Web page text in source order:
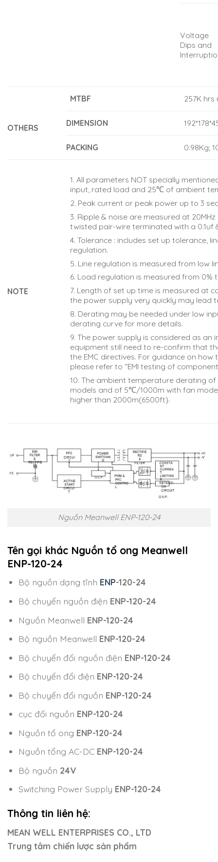
Voltage
Dips and
OTHERS
MTBF 257K hrs
DIMENSION
PACKING 0.98Kg;
NOTE
1. All parameters NOT specially
input, rated load and 25℃ of ambient
2. Peak current or peak power up to 3
3. Ripple & noise are measured at
twisted pair-wire terminated with a 0.1uf
4. Tolerance : includes set up tolerance,
regulation.
5. Line regulation is measured from low
6. Load regulation is measured from 0%
7. Length of set up time is measured at
the power supply very quickly may lead
8. Derating may be needed under low
derating curve for more details.
9. The power supply is considered as an
equipment still need to re-confirm that
the EMC directives. For guidance on
please refer to “EMI testing of
10. The ambient temperature derating
models and of 5℃/1000m with fan
higher than 2000m(6500ft}.
Nguồn Meanwell ENP-120-24
Tên gọi khác Nguồn tổ ong Meanwell
ENP-120-24
Bộ nguồn dạng tĩnh ENP-120-24
Bộ chuyển nguồn điện ENP-120-24
Nguồn Meanwell ENP-120-24
Bộ nguồn Meanwell ENP-120-24
Bộ chuyển đổi nguồn điện ENP-120-24
Bộ chuyển đổi điện ENP-120-24
Bộ chuyển đổi nguồn ENP-120-24
cục đổi nguồn ENP-120-24
Nguồn tổ ong ENP-120-24
Nguồn tổng AC-DC ENP-120-24
Bộ nguồn 24V
Switching Power Supply ENP-120-24
Thông tin liên hệ:
MEAN WELL ENTERPRISES CO., LTD
Trung tâm chiến lược sản phẩm